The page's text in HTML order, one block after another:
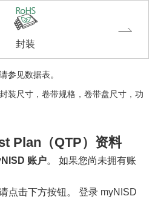
封装
参见数据表。
装尺寸，卷带规格，卷带盘尺寸，功
Plan（QTP）资料
账户。 如果您尚未拥有账
点击下方按钮。 登录 myNISD